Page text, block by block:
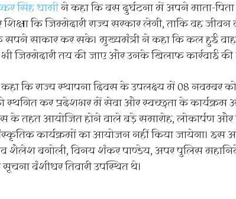
सिंह धामीने कहा कि बस दुर्घटना में अपने माता-
कि जिम्मेदारी राज्य सरकार लेगी, ताकि वह
सपने साकार कर सके। मुख्यमंत्री ने कहा कि कल हुई
भी जिम्मेदारी तय की जाए और उनके खिलाफ कार्रवाई की
कि राज्य स्थापना दिवस के उपलक्ष्य में 08 नवम्बर
स्थगित कर प्रदेशभर में सेवा और स्वच्छता के कार्यक्रम
के तहत आयोजित होने वाले बड़े समारोह, लोकार्पण और
कार्यक्रमों का आयोजन नहीं किया जायेगा।
शैलेश बगोली, विनय शंकर पाण्डेय, अपर पुलिस
बंशीधर तिवारी उपस्थित थे।